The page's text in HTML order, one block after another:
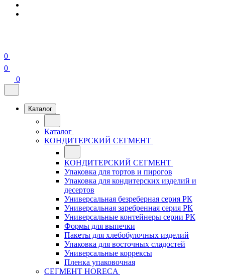
0
0
0
Каталог
Каталог
КОНДИТЕРСКИЙ СЕГМЕНТ
КОНДИТЕРСКИЙ СЕГМЕНТ
Упаковка для тортов и пирогов
Упаковка для кондитерских изделий и
десертов
Универсальная безреберная серия РК
Универсальная заребренная серия РК
Универсальные контейнеры серии РК
Формы для выпечки
Пакеты для хлебобулочных изделий
Упаковка для восточных сладостей
Универсальные коррексы
Пленка упаковочная
СЕГМЕНТ HORECA